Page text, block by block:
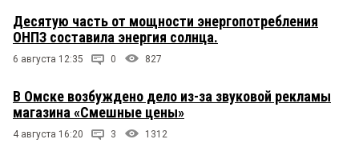
Десятую часть от мощности энергопотребления
ОНПЗ составила энергия солнца.
6 августа 12:35 0 827
В Омске возбуждено дело из-за звуковой рекламы
магазина «Смешные цены»
4 августа 16:20 3 1312